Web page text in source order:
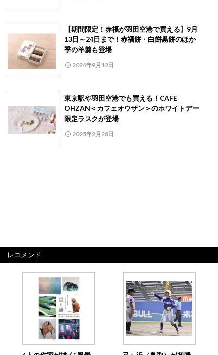
【期間限定！赤福が羽田空港で買える】9月
13日～24日まで！赤福餅・白餅黒餅のほか
季の羊羹も登場
2024年9月12日
東京駅や羽田空港でも買える！CAFE
OHZAN＜カフェオウザン＞のホワイトデー
限定ラスクが登場
2025年2月28日
レコメンド